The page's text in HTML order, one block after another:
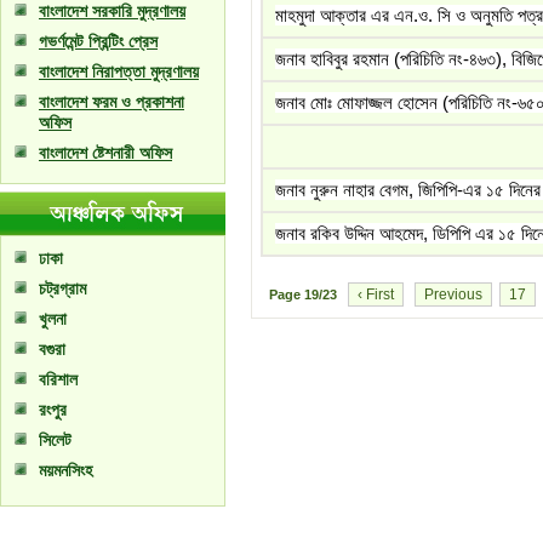
বাংলাদেশ সরকারি মুদ্রণালয়
গভর্ণমেন্ট প্রিন্টিং প্রেস
বাংলাদেশ নিরাপত্তা মুদ্রণালয়
বাংলাদেশ ফরম ও প্রকাশনা
অফিস
বাংলাদেশ ষ্টেশনারী অফিস
ঢাকা
চট্রগ্রাম
খুলনা
বগুরা
বরিশাল
রংপুর
সিলেট
ময়মনসিংহ
মাহমুদা আক্তার এর এন.ও. সি ও অনুমতি পত্র
জনাব হাবিবুর রহমান (পরিচিতি নং-৪৬৩),
জনাব মোঃ মোফাজ্জল হোসেন (পরিচিতি নং-
জনাব নুরুন নাহার বেগম, জিপিপি-এর ১৫ দিনের
জনাব রকিব উদ্দিন আহমেদ, ডিপিপি এর ১৫
Page 19/23 ‹ First Previous 17